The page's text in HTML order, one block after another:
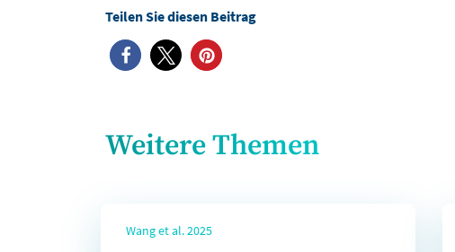
Weitere Themen
Wang et al. 2025